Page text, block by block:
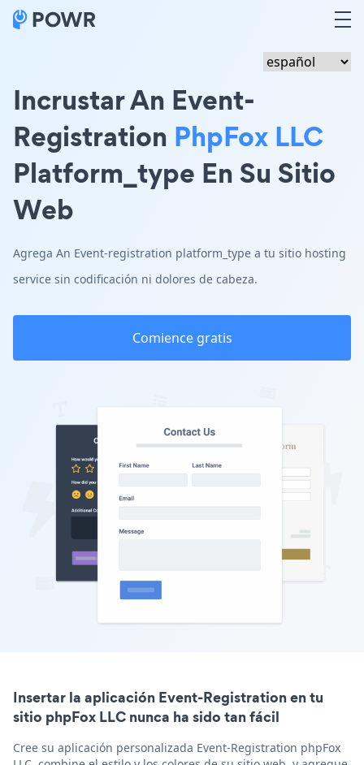
Incrustar An Event-
Registration PhpFox LLC
Platform_type En Su Sitio
Web
Agrega An Event-registration platform_type a tu sitio hosting
service sin codificación ni dolores de cabeza.
Comience gratis
Insertar la aplicación Event-Registration en tu
sitio phpFox LLC nunca ha sido tan fácil
Cree su aplicación personalizada Event-Registration phpFox